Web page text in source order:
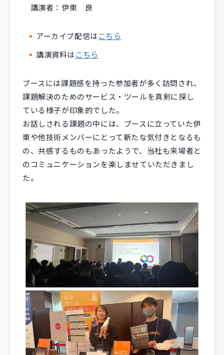
講演者：伊東 良
アーカイブ配信はこちら
講演資料はこちら
ブースには課題感を持った参加者が多く訪問され、
課題解決のためのサービス・ツールを真剣に探し
ている様子が印象的でした。
お話しされる課題の中には、ブースに立っていた伊
東や他技術メンバーにとって新たな気付きとなるも
の、共感するものもあったようで、当社も来場者と
のコミュニケーションを楽しませていただきまし
た。